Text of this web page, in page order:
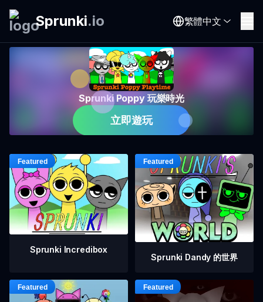
Sprunki.io 繁體中文
Sprunki Poppy 玩樂時光
立即遊玩
Sprunki Incredibox
Sprunki Dandy 的世界